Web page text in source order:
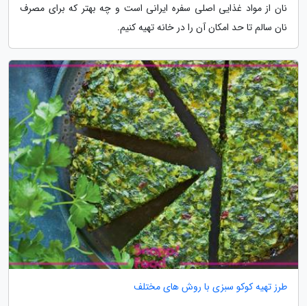
نان از مواد غذایی اصلی سفره ایرانی است و چه بهتر که برای مصرف
نان سالم تا حد امکان آن را در خانه تهیه کنیم.
طرز تهیه کوکو سبزی با روش های مختلف